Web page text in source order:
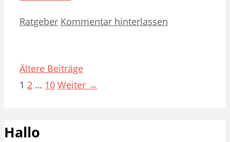
Kategorien
Ratgeber Kommentar hinterlassen
Ältere Beiträge
Seite
1 Seite
2 … Seite
10 Weiter →
Hallo